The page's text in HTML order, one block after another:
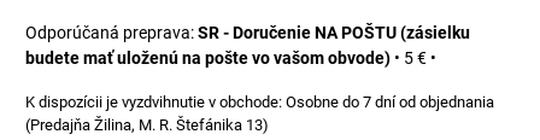
SR - Doručenie NA POŠTU (zásielku
budete mať uloženú na pošte vo vašom obvode) • 5 € •
Osobne do 7 dní od objednania
(Predajňa Žilina, M. R. Štefánika 13)